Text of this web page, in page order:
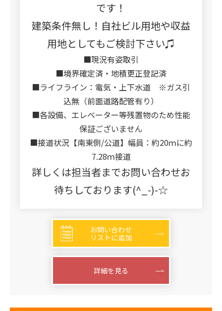
です！
建築条件無し！自社ビル用地や収益
用地としてもご検討下さい♫
■現況有姿取引
■境界確定済・地積更正登記済
■ライフライン：電気・上下水道 ※ガス引
込無（前面道路配管有り）
■各設備、エレベーター等残置物のため性能
保証ございません
■接道状況【南東側/公道】幅員：約20ｍに約
7.28ｍ接道
詳しくは担当者までお問い合わせお
待ちしております(^_-)-☆
お問い合わせ
リストに追加
詳細を見る